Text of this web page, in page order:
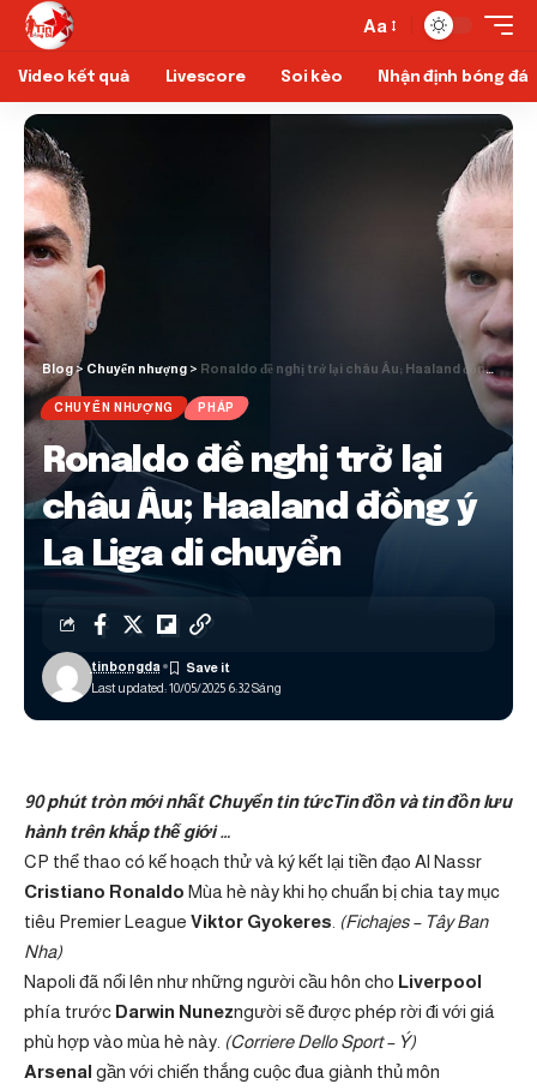
Aa
Video kết quả Livescore Soi kèo Nhận định bóng đá
Blog> Chuyển nhượng > Ronaldo đề nghị trở lại châu Âu; Haaland đồng ý La Liga di chuyển
CHUYỂN NHƯỢNG PHÁP
Ronaldo đề nghị trở lại
châu Âu; Haaland đồng ý
La Liga di chuyển
Last updated: 10/05/2025 6:32 Sáng
tinbongda
90 phút tròn mới nhấtChuyển tin tứcTin đồn và tin đồn lưu
hành trên khắp thế giới …
CP thể thao có kế hoạch thử và ký kết lại tiền đạo Al Nassr
Cristiano Ronaldo Mùa hè này khi họ chuẩn bị chia tay mục
tiêu Premier League Viktor Gyokeres (Fichajes – Tây Ban
Nha)
Napoli đã nổi lên như những người cầu hôn cho Liverpool
phía trước Darwin Nunezngười sẽ được phép rời đi với giá
phù hợp vào mùa hè này. (Corriere Dello Sport – Ý)
Arsenal gần với chiến thắng cuộc đua giành thủ môn